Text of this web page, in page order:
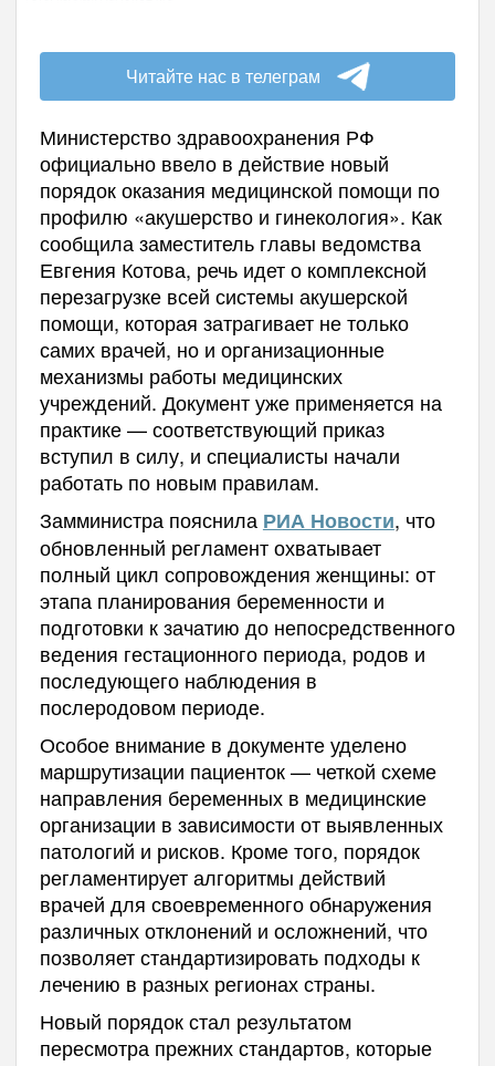
Читайте нас в телеграм
Министерство здравоохранения РФ
официально ввело в действие новый
порядок оказания медицинской помощи по
профилю «акушерство и гинекология». Как
сообщила заместитель главы ведомства
Евгения Котова, речь идет о комплексной
перезагрузке всей системы акушерской
помощи, которая затрагивает не только
самих врачей, но и организационные
механизмы работы медицинских
учреждений. Документ уже применяется на
практике — соответствующий приказ
вступил в силу, и специалисты начали
работать по новым правилам.
Замминистра пояснила РИА Новости, что
обновленный регламент охватывает
полный цикл сопровождения женщины: от
этапа планирования беременности и
подготовки к зачатию до непосредственного
ведения гестационного периода, родов и
последующего наблюдения в
послеродовом периоде.
Особое внимание в документе уделено
маршрутизации пациенток — четкой схеме
направления беременных в медицинские
организации в зависимости от выявленных
патологий и рисков. Кроме того, порядок
регламентирует алгоритмы действий
врачей для своевременного обнаружения
различных отклонений и осложнений, что
позволяет стандартизировать подходы к
лечению в разных регионах страны.
Новый порядок стал результатом
пересмотра прежних стандартов, которые